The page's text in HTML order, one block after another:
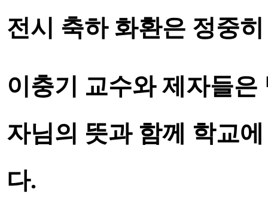
전시 축하 화환은 정중
이충기 교수와 제자들
자님의 뜻과 함께 학교
다.